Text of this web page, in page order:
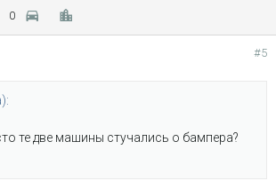
0
#5
те две машины стучались о бампера?